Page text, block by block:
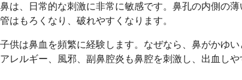
鼻は、日常的な刺激に非常に敏感です。鼻孔の内側の
管はもろくなり、破れやすくなります。
子供は鼻血を頻繁に経験します。なぜなら、鼻がかゆ
アレルギー、風邪、副鼻腔炎も鼻腔を刺激し、出血しや